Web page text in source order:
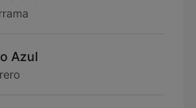
Azul